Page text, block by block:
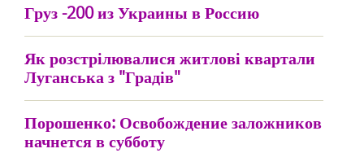
Груз -200 из Украины в Россию
Як розстрілювалися житлові квартали
Луганська з "Градів"
Порошенко: Освобождение заложников
начнется в субботу